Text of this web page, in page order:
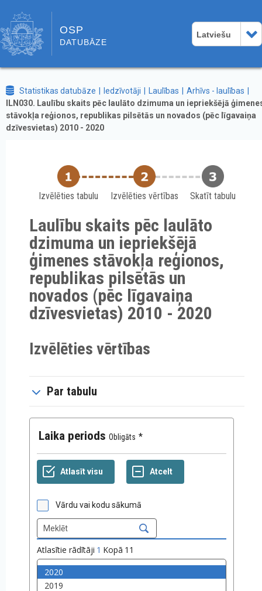
OSP
DATUBĀZE
Latviešu
Statistikas datubāze Iedzīvotāji Laulības
Arhīvs - laulības
ILN030. Laulību skaits pēc laulāto dzimuma un iepriekšējā
stāvokļa reģionos, republikas pilsētās un novados (pēc līgavaiņa
dzīvesvietas) 2010 - 2020
Izvēlēties tabulu Izvēlēties vērtības Skatīt tabulu
Laulību skaits pēc laulāto
dzimuma un iepriekšējā
ģimenes stāvokļa reģionos,
republikas pilsētās un
novados (pēc līgavaiņa
dzīvesvietas) 2010 - 2020
Izvēlēties vērtības
Par tabulu
Laika periods Obligāts
Vārdu vai kodu sākumā
Atlasītie rādītāji 1 Kopā 11